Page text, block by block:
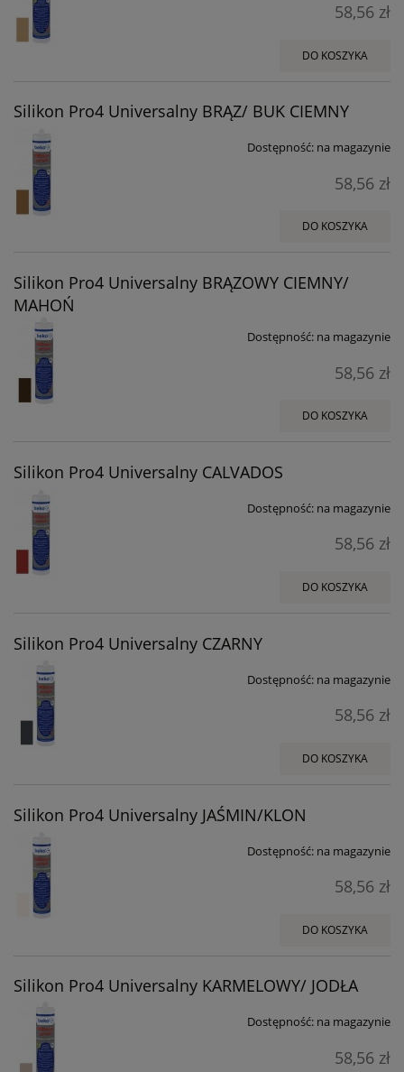
58,56 zł
DO KOSZYKA
Silikon Pro4 Universalny BRĄZ/ BUK CIEMNY
Dostępność: na magazynie
58,56 zł
DO KOSZYKA
Silikon Pro4 Universalny BRĄZOWY CIEMNY/
MAHOŃ
Dostępność: na magazynie
58,56 zł
DO KOSZYKA
Silikon Pro4 Universalny CALVADOS
Dostępność: na magazynie
58,56 zł
DO KOSZYKA
Silikon Pro4 Universalny CZARNY
Dostępność: na magazynie
58,56 zł
DO KOSZYKA
Silikon Pro4 Universalny JAŚMIN/KLON
Dostępność: na magazynie
58,56 zł
DO KOSZYKA
Silikon Pro4 Universalny KARMELOWY/ JODŁA
Dostępność: na magazynie
58,56 zł